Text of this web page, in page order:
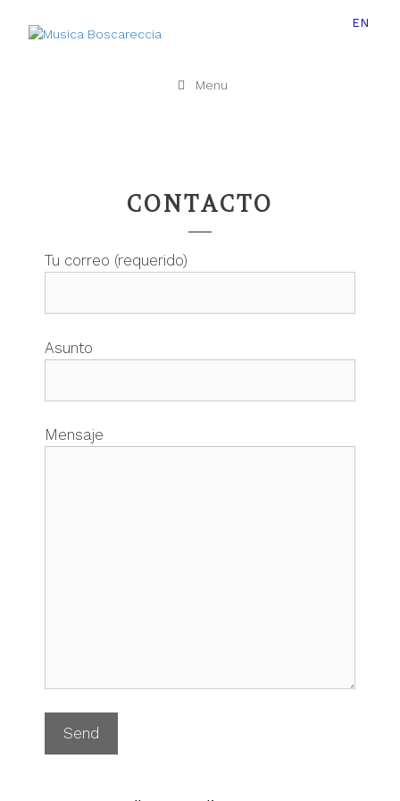
EN
Menu
CONTACTO
Tu correo (requerido)
Asunto
Mensaje